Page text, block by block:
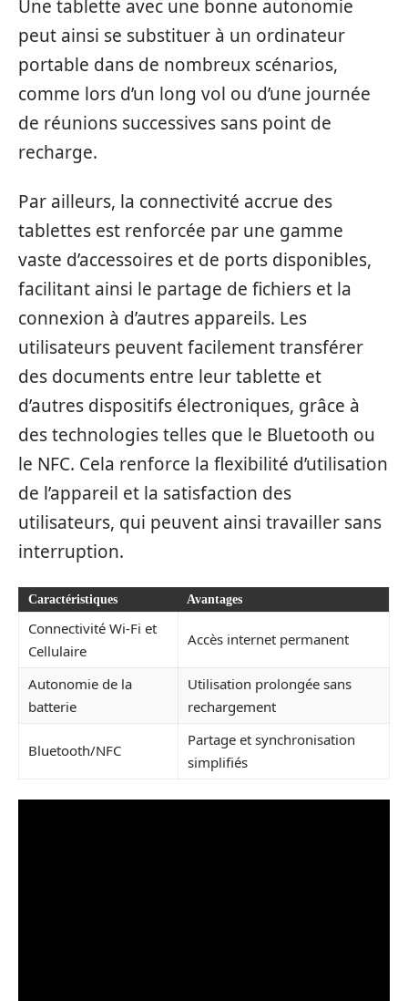
Une tablette avec une bonne autonomie
peut ainsi se substituer à un ordinateur
portable dans de nombreux scénarios,
comme lors d’un long vol ou d’une journée
de réunions successives sans point de
recharge.
Par ailleurs, la connectivité accrue des
tablettes est renforcée par une gamme
vaste d’accessoires et de ports disponibles,
facilitant ainsi le partage de fichiers et la
connexion à d’autres appareils. Les
utilisateurs peuvent facilement transférer
des documents entre leur tablette et
d’autres dispositifs électroniques, grâce à
des technologies telles que le Bluetooth ou
le NFC. Cela renforce la flexibilité d’utilisation
de l’appareil et la satisfaction des
utilisateurs, qui peuvent ainsi travailler sans
interruption.
Caractéristiques Avantages
Connectivité Wi-Fi et
Cellulaire
Accès internet permanent
Autonomie de la
batterie
Utilisation prolongée sans
rechargement
Bluetooth/NFC
Partage et synchronisation
simplifiés